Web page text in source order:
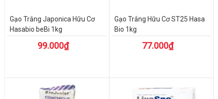
Gạo Trắng Japonica Hữu Cơ
Hasabio beBi 1kg
99.000₫
Gạo Trắng Hữu Cơ ST25 Hasa
Bio 1kg
77.000₫